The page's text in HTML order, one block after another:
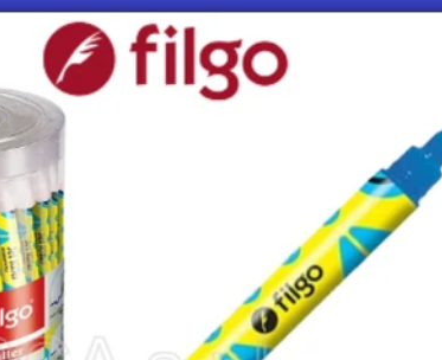
QUIÉNES SOMOS Mi primera libreria